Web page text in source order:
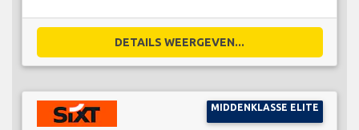
DETAILS WEERGEVEN...
MIDDENKLASSE ELITE